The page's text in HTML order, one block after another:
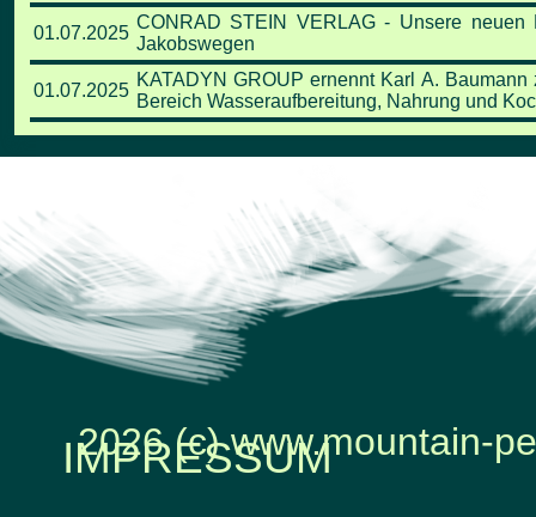
01.07.2025
CONRAD STEIN VERLAG - Unsere
Jakobswegen
01.07.2025
KATADYN GROUP ernennt Karl A.
Bereich Wasseraufbereitung, Nahrung und
2026 (c) www.mountain-
IMPRESSUM